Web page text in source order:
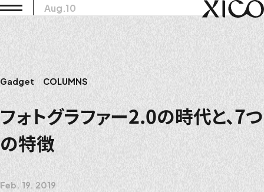
Aug.10
Gadget COLUMNS
フォトグラファー2.0の時代と、7つ
の特徴
Feb. 19. 2019